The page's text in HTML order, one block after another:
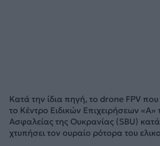
Κατά την ίδια πηγή, το drone FPV που
το Κέντρο Ειδικών Επιχειρήσεων «Α»
Ασφαλείας της Ουκρανίας (SBU)
χτυπήσει τον ουραίο ρότορα του